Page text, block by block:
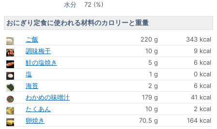
水分
72 (%)
おにぎり定食に使われる材料のカロリーと重量
ご飯 220 g
343 kcal
調味梅干
10 g
9 kcal
鮭の塩焼き
5 g
6 kcal
塩
1 g
0 kcal
海苔
2 g
6 kcal
わかめの味噌汁
179 g
41 kcal
たくあん
10 g
2 kcal
卵焼き
70.5 g 164 kcal